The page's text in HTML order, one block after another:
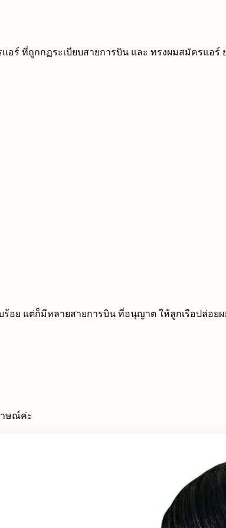
ร์ ที่ถูกกฏระเบียบสายการบิน และ ทรงผมสมัครแอ
อย แต่ก็มีหลายสายการบิน ที่อนุญาต ให้ลูกเรือปล่อย
าษณ์ค่ะ